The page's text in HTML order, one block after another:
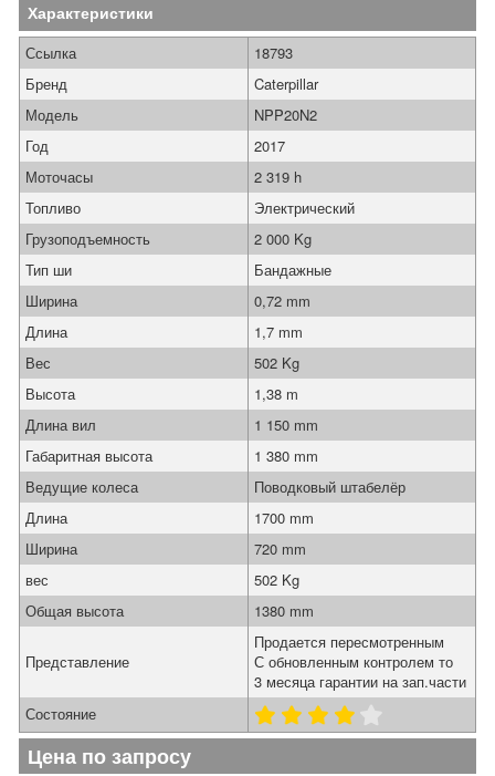
Характеристики
Ссылка
18793
Бренд
Caterpillar
Модель
NPP20N2
Год
2017
Моточасы
2 319 h
Топливо
Электрический
Грузоподъемность
2 000 Kg
Тип ши
Бандажные
Ширина
0,72 mm
Длина
1,7 mm
Вес
502 Kg
Высота
1,38 m
Длина вил
1 150 mm
Габаритная высота
1 380 mm
Ведущие колеса
Поводковый штабелёр
Длина
1700 mm
Ширина
720 mm
вес
502 Kg
Общая высота
1380 mm
Представление
Продается пересмотренным
С обновленным контролем то
3 месяца гарантии на зап.части
Состояние
Цена по запросу